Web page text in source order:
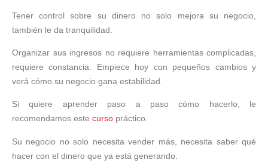
Tener control sobre su dinero no solo mejora su negocio,
también le da tranquilidad.
Organizar sus ingresos no requiere herramientas complicadas,
requiere constancia. Empiece hoy con pequeños cambios y
verá cómo su negocio gana estabilidad.
Si quiere aprender paso a paso cómo hacerlo, le
recomendamos este curso práctico.
Su negocio no solo necesita vender más, necesita saber qué
hacer con el dinero que ya está generando.